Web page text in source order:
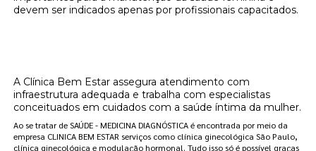
devem ser indicados apenas por profissionais capacitados.
A Clínica Bem Estar assegura atendimento com
infraestrutura adequada e trabalha com especialistas
conceituados em cuidados com a saúde íntima da mulher.
Ao se tratar de SAÚDE - MEDICINA DIAGNÓSTICA é encontrada por meio da
empresa CLINICA BEM ESTAR serviços como clínica ginecológica São Paulo,
clínica ginecológica e modulação hormonal. Tudo isso só é possível graças